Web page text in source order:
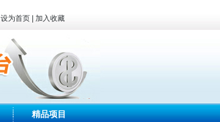
设为首页| 加入收藏
精品项目